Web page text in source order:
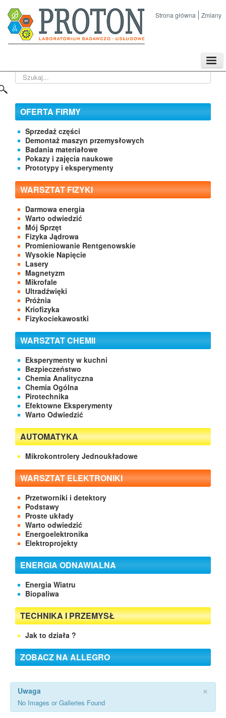
Strona główna Zmiany
Kontakt
Szukaj...
OFERTA FIRMY
Sprzedaż części
Demontaż maszyn przemysłowych
Badania materiałowe
Pokazy i zajęcia naukowe
Prototypy i eksperymenty
WARSZTAT FIZYKI
Darmowa energia
Warto odwiedzić
Mój Sprzęt
Fizyka Jądrowa
Promieniowanie Rentgenowskie
Wysokie Napięcie
Lasery
Magnetyzm
Mikrofale
Ultradźwięki
Próżnia
Kriofizyka
Fizykociekawostki
WARSZTAT CHEMII
Eksperymenty w kuchni
Bezpieczeństwo
Chemia Analityczna
Chemia Ogólna
Pirotechnika
Efektowne Eksperymenty
Warto Odwiedzić
AUTOMATYKA
Mikrokontrolery Jednoukładowe
WARSZTAT ELEKTRONIKI
Przetworniki i detektory
Podstawy
Proste układy
Warto odwiedzić
Energoelektronika
Elektroprojekty
ENERGIA ODNAWIALNA
Energia Wiatru
Biopaliwa
TECHNIKA I PRZEMYSŁ
Jak to działa ?
ZOBACZ NA ALLEGRO
×
Uwaga
No Images or Galleries Found